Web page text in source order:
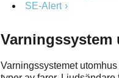
SE-Alert
Varningssystem
Varningssystemet